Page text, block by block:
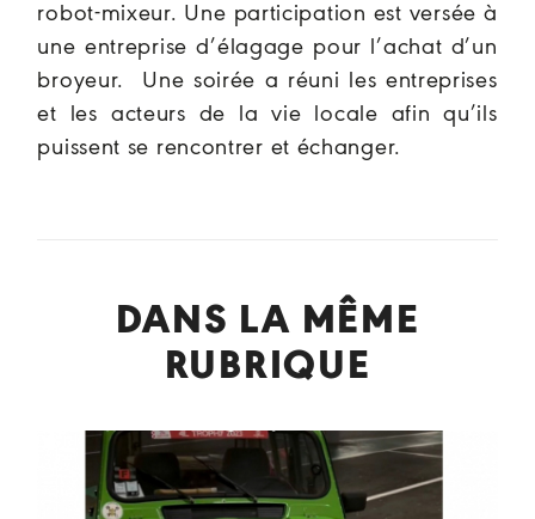
robot-mixeur. Une participation est versée à
une entreprise d’élagage pour l’achat d’un
broyeur. Une soirée a réuni les entreprises
et les acteurs de la vie locale afin qu’ils
puissent se rencontrer et échanger.
DANS LA MÊME
RUBRIQUE